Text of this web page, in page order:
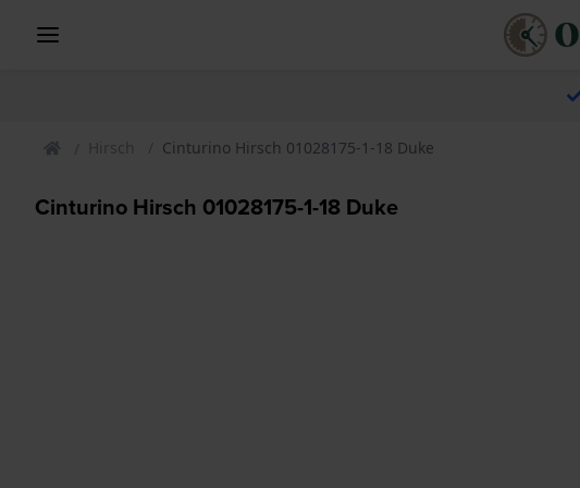
Hirsch Cinturino Hirsch 01028175-1-18 Duke
Cinturino Hirsch 01028175-1-18 Duke